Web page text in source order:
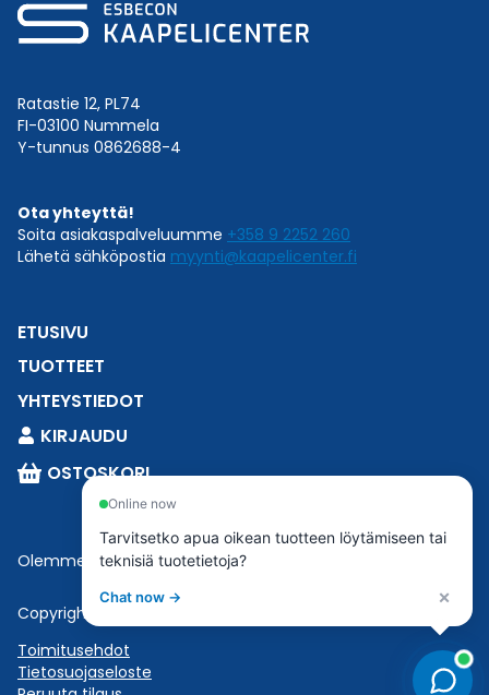
Ratastie 12, PL74
FI-03100 Nummela
Y-tunnus 0862688-4
Ota yhteyttä!
Soita asiakaspalveluumme +358 9 2252 260
Lähetä sähköpostia myynti@kaapelicenter.fi
ETUSIVU
TUOTTEET
YHTEYSTIEDOT
KIRJAUDU
OSTOSKORI
Olemme osaEsbeconia.
Copyright © 2023 Esbecon | All Rights Reserved
Toimitusehdot
Tietosuojaseloste
Online now
Tarvitsetko apua oikean tuotteen löytämiseen tai
teknisiä tuotetietoja?
Chat now → ×